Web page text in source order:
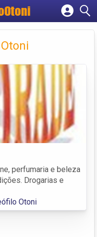
empresa
perfumaria e beleza
Drogarias e
Otoni